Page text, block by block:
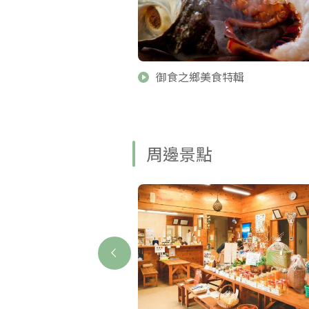
御食之鄉美食特輯
周邊景點